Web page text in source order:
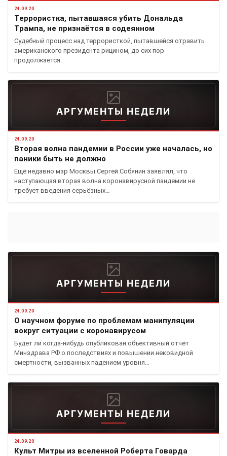
24.09.20
Террористка, пытавшаяся убить Дональда
Трампа, не признаётся в содеянном
Судебный процесс над террористкой, пытавшейся отравить
американского президента рицином, до сих пор
продолжается.
АРГУМЕНТЫ НЕДЕЛИ
24.09.20
Вторая волна пандемии в России уже началась, но
паники быть не должно
Ещё недавно мэр Москвы Сергей Собянин заявлял, что
наступающая вторая волна коронавирусной пандемии не
требует введения серьёзных…
АРГУМЕНТЫ НЕДЕЛИ
24.09.20
О научном форуме по проблемам манипуляции
вокруг ситуации с коронавирусом
Будет ли когда-нибудь опубликован объективный отчёт
Минздрава РФ о последствиях и повышении нековидной
смертности, вызванных падением уровня…
АРГУМЕНТЫ НЕДЕЛИ
24.09.20
Культ Митры из вселенной Роберта Говарда